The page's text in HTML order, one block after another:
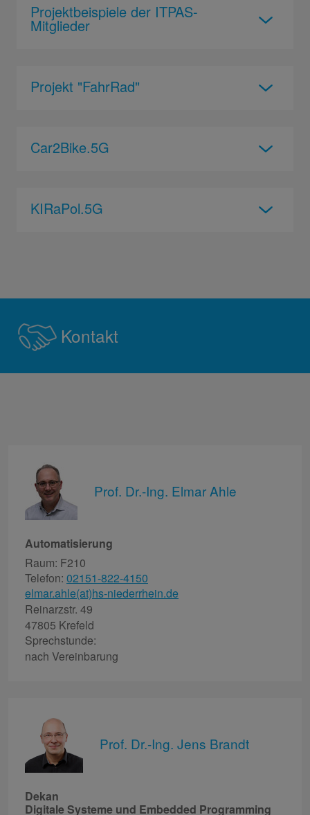
Projektbeispiele der ITPAS-
Mitglieder
Projekt "FahrRad"
Car2Bike.5G
KIRaPol.5G
Kontakt
Prof. Dr.-Ing. Elmar Ahle
Automatisierung
Raum: F210
Telefon: 02151-822-4150
elmar.ahle(at)hs-niederrhein.de
Reinarzstr. 49
47805 Krefeld
Sprechstunde:
nach Vereinbarung
Prof. Dr.-Ing. Jens Brandt
Dekan
Digitale Systeme und Embedded Programming